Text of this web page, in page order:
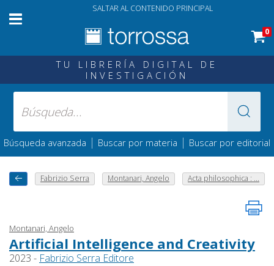
SALTAR AL CONTENIDO PRINCIPAL
0
TU LIBRERÍA DIGITAL DE
INVESTIGACIÓN
Búsqueda avanzada | Buscar por materia | Buscar por editorial
Fabrizio Serra Montanari, Angelo Acta philosophica : ...
Montanari, Angelo
Artificial Intelligence and Creativity
2023 - Fabrizio Serra Editore